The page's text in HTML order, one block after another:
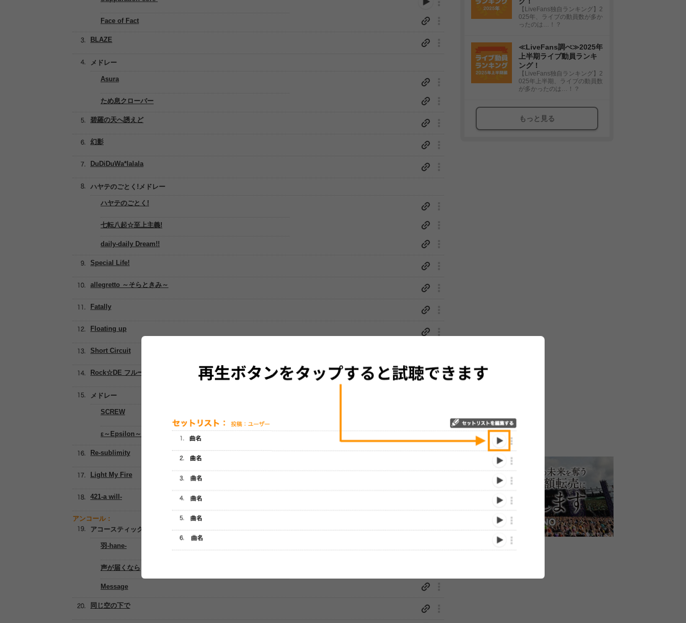
Face of Fact
BLAZE
メドレー
Asura
ため息クローバー
碧羅の天へ誘えど
幻影
DuDiDuWa*lalala
ハヤテのごとく!メドレー
ハヤテのごとく!
七転八起☆至上主義!
daily-daily Dream!!
Special Life!
allegretto ～そらときみ～
Fatally
Floating up
Short Circuit
Rock☆DE フルーツバスケット♪
メドレー
SCREW
ε～Epsilon～
Re-sublimity
Light My Fire
421-a will-
アンコール：
アコースティックメドレー
羽-hane-
声が届くなら
Message
同じ空の下で
【LiveFans独自ランキング】2
025年、ライブの動員数が多か
ったのは…！？
≪LiveFans調べ≫2025年
上半期ライブ動員ランキ
ング！
【LiveFans独自ランキング】2
025年上半期、ライブの動員数
が多かったのは…！？
もっと見る